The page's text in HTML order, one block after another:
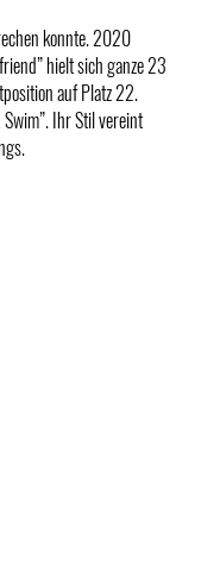
konnte. 2020
hielt sich ganze 23
auf Platz 22.
Ihr Stil vereint